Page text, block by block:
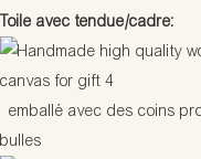
Toile avec tendue/cadre:
emballé avec des coins
bulles